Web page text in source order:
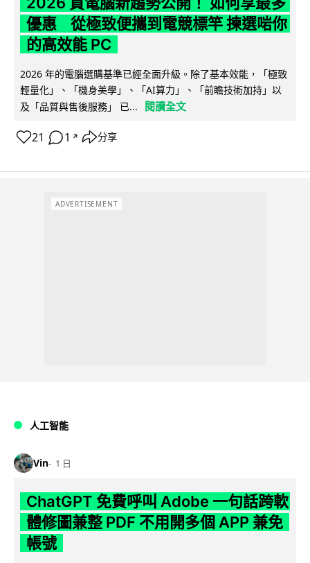
優惠 從極致便攜到電競標竿 揀選啱你
的高效能 PC
2026 年的電腦選購基準已經全面升級。除了基本效能，「極致
輕量化」、「機身美學」、「AI算力」、「前瞻技術加持」以
及「品質與售後服務」 已...
閱讀全文
21 1 ↗ 分享
ADVERTISEMENT
人工智能
Vin 1 日
ChatGPT 免費呼叫 Adobe 一句話跨軟
體修圖兼整 PDF 不用開多個 APP 兼免
帳號